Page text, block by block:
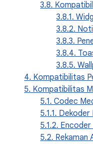
3.8.
3.8.1.
3.8.2.
3.8.3.
3.8.4.
3.8.5.
4. Kompatibilitas
5. Kompatibilitas
5.1. Codec
5.1.1. Dekoder
5.1.2.
5.2. Rekaman